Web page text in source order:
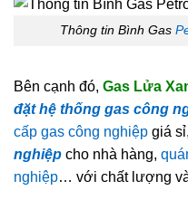
Thông tin Bình Gas
Bên cạnh đó, Gas Lửa
đặt hệ thống gas công
cấp gas công nghiệp giá
nghiệp cho nhà hàng,
nghiệp… với chất lượng